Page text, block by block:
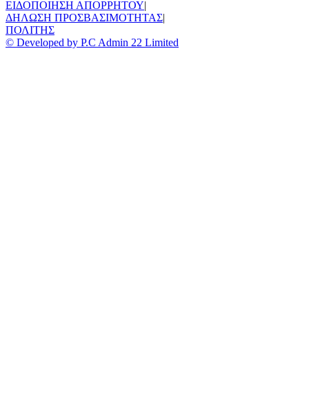
ΕΙΔΟΠΟΙΗΣΗ ΑΠΟΡΡΗΤΟΥ|
ΔΗΛΩΣΗ ΠΡΟΣΒΑΣΙΜΟΤΗΤΑΣ|
ΠΟΛΙΤΗΣ
© Developed by P.C Admin 22 Limited